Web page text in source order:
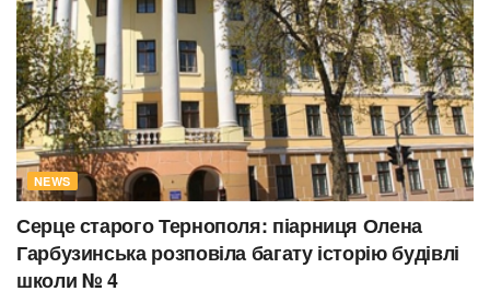
NEWS
Серце старого Тернополя: піарниця Олена
Гарбузинська розповіла багату історію будівлі
школи № 4